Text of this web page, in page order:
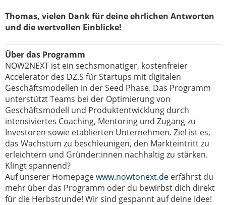
Thomas, vielen Dank für deine ehrlichen Antworten
und die wertvollen Einblicke!
Über das Programm
NOW2NEXT ist ein sechsmonatiger, kostenfreier
Accelerator des DZ.S für Startups mit digitalen
Geschäftsmodellen in der Seed Phase. Das Programm
unterstützt Teams bei der Optimierung von
Geschäftsmodell und Produktentwicklung durch
intensiviertes Coaching, Mentoring und Zugang zu
Investoren sowie etablierten Unternehmen. Ziel ist es,
das Wachstum zu beschleunigen, den Markteintritt zu
erleichtern und Gründer:innen nachhaltig zu stärken.
Klingt spannend?
Auf unserer Homepagewww.nowtonext.de erfährst du
mehr über das Programm oder du bewirbst dich direkt
für die Herbstrunde! Wir sind gespannt auf deine Idee!